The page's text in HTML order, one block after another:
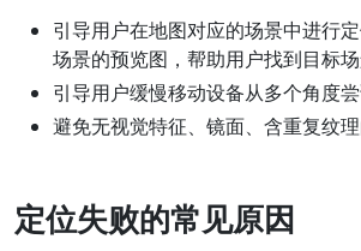
引导用户在地图对应的场景中进行
场景的预览图，帮助用户找到目标场
引导用户缓慢移动设备从多个角度尝
避免无视觉特征、镜面、含重复纹理
定位失败的常见原因